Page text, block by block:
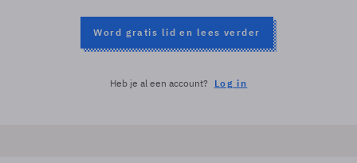
Word gratis lid en lees verder
Heb je al een account? Log in